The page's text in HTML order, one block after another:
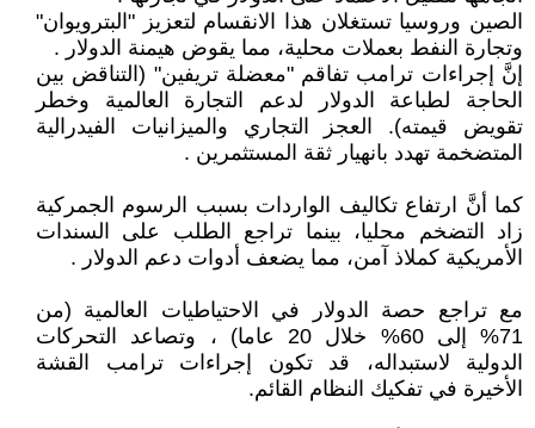
الصين وروسيا تستغلان هذا الانقسام لتعزيز "البترويوان"
وتجارة النفط بعملات محلية، مما يقوض هيمنة الدولار .
إنَّ إجراءات ترامب تفاقم "معضلة تريفين" (التناقض بين
الحاجة لطباعة الدولار لدعم التجارة العالمية وخطر
تقويض قيمته). العجز التجاري والميزانيات الفيدرالية
المتضخمة تهدد بانهيار ثقة المستثمرين .
كما أنَّ ارتفاع تكاليف الواردات بسبب الرسوم الجمركية
زاد التضخم محليا، بينما تراجع الطلب على السندات
الأمريكية كملاذ آمن، مما يضعف أدوات دعم الدولار .
مع تراجع حصة الدولار في الاحتياطيات العالمية (من
71% إلى 60% خلال 20 عاما) ، وتصاعد التحركات
الدولية لاستبداله، قد تكون إجراءات ترامب القشة
الأخيرة في تفكيك النظام القائم.